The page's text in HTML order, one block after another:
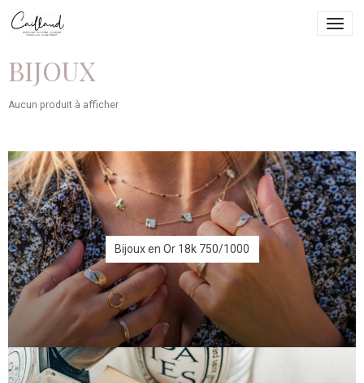
BIJOUX
Aucun produit à afficher
Bijoux en Or 18k 750/1000